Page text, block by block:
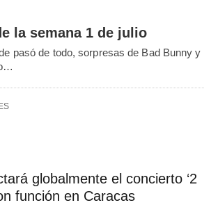
la semana 1 de julio
pasó de todo, sorpresas de Bad Bunny y
globalmente el concierto ‘2
función en Caracas